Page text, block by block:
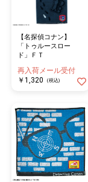
【名探偵コナン】
「トゥルースロー
ド」ＦＴ
再入荷メール受付
￥1,320
(税込)